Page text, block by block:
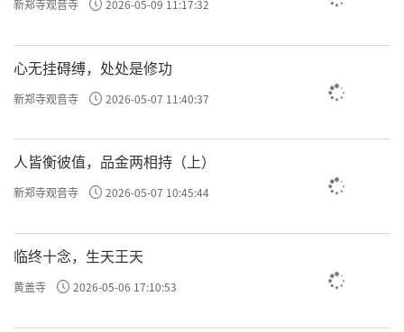
新郑寺观音寺 2026-05-09 11:17:32
心无挂碍缚，处处是修功
新郑寺观音寺 2026-05-07 11:40:37
人皆衡彼值，品金两相持（上）
新郑寺观音寺 2026-05-07 10:45:44
临终十念，生天王天
黄盖寺 2026-05-06 17:10:53